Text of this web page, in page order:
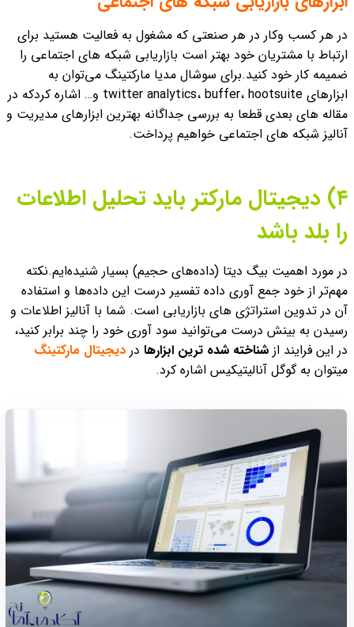
در هر کسب وکار در هر صنعتی که مشغول به فعالیت هستید برای
ارتباط با مشتریان خود بهتر است بازاریابی شبکه های اجتماعی را
ضمیمه کار خود کنید.برای سوشال مدیا مارکتینگ می‌توان به
ابزارهای twitter analytics، buffer، hootsuite و… اشاره کردکه در
مقاله های بعدی قطعا به بررسی جداگانه بهترین ابزارهای مدیریت و
آنالیز شبکه های اجتماعی خواهیم پرداخت.
۴) دیجیتال مارکتر باید تحلیل اطلاعات
را بلد باشد
در مورد اهمیت بیگ دیتا (داده‌های حجیم) بسیار شنیده‌ایم.نکته
مهم‌تر از خود جمع آوری داده تفسیر درست این داده‌ها و استفاده
آن در تدوین استراتژی های بازاریابی است. شما با آنالیز اطلاعات و
رسیدن به بینش درست می‌توانید سود آوری خود را چند برابر کنید،
در این فرایند از شناخته شده ترین ابزارها در دیجیتال مارکتینگ
میتوان به گوگل آنالیتیکیس اشاره کرد.